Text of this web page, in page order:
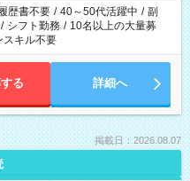
歴書不要 / 40～50代活躍中 / 副
/ シフト勤務 / 10名以上の大量募
スキル不要
る 詳細へ
掲載日：2026.08.07